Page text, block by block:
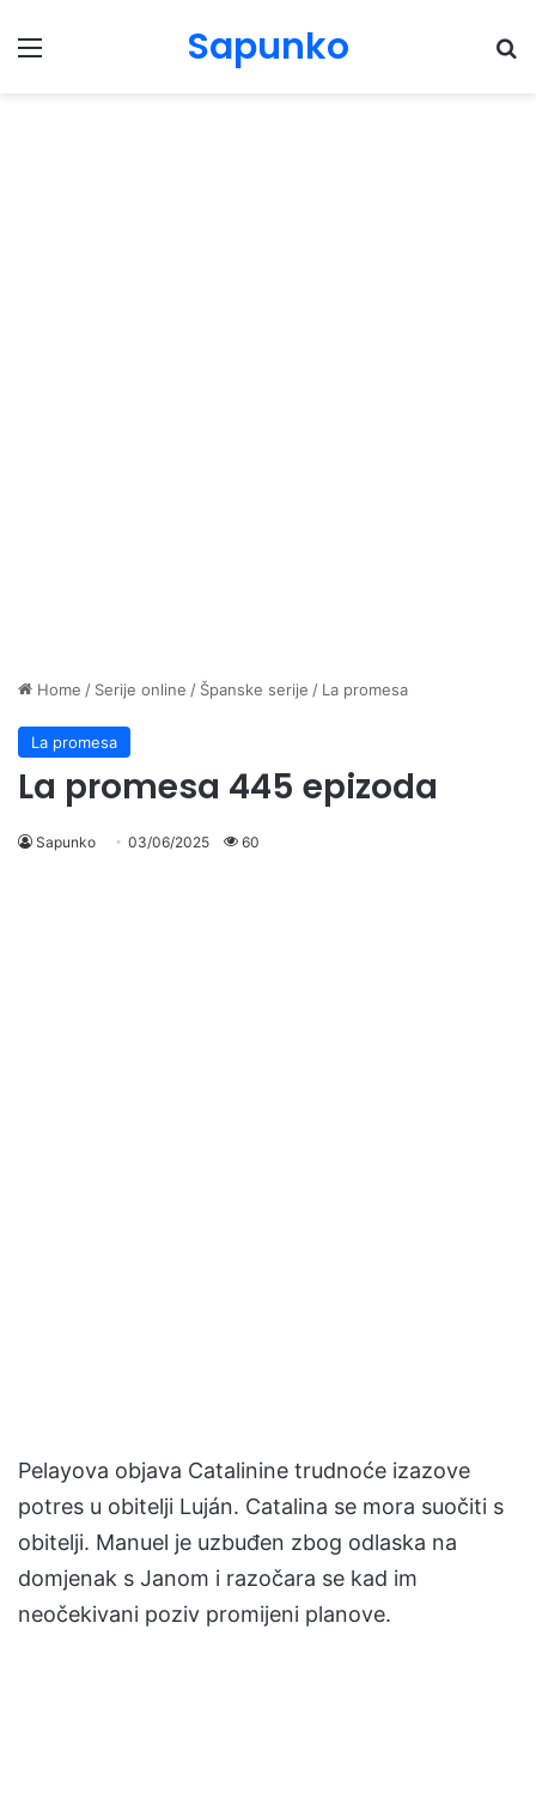
Menu Sapunko
Home / Serije online / Španske serije / La promesa
La promesa
La promesa 445 epizoda
Sapunko 03/06/2025 60
Pelayova objava Catalinine trudnoće izazove
potres u obitelji Luján. Catalina se mora suočiti s
obitelji. Manuel je uzbuđen zbog odlaska na
domjenak s Janom i razočara se kad im
neočekivani poziv promijeni planove.